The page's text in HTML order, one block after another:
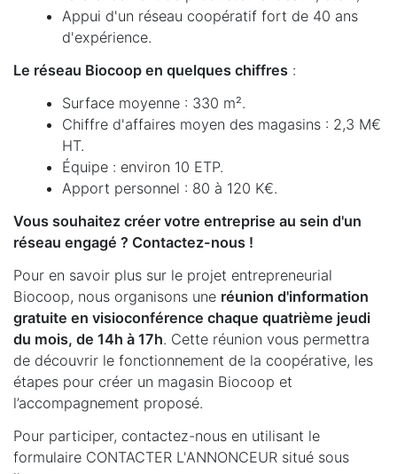
Appui d'un réseau coopératif fort de 40 ans
d'expérience.
Le réseau Biocoop en quelques chiffres :
Surface moyenne : 330 m².
Chiffre d'affaires moyen des magasins : 2,3 M€
HT.
Équipe : environ 10 ETP.
Apport personnel : 80 à 120 K€.
Vous souhaitez créer votre entreprise au sein d'un
réseau engagé ? Contactez-nous !
Pour en savoir plus sur le projet entrepreneurial
Biocoop, nous organisons une réunion d'information
gratuite en visioconférence chaque quatrième jeudi
du mois, de 14h à 17h. Cette réunion vous permettra
de découvrir le fonctionnement de la coopérative, les
étapes pour créer un magasin Biocoop et
l’accompagnement proposé.
Pour participer, contactez-nous en utilisant le
formulaire CONTACTER L'ANNONCEUR situé sous